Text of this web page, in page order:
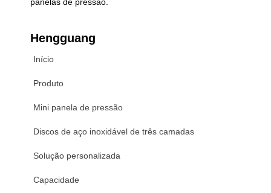
Hengguang
Início
Produto
Mini panela de pressão
Discos de aço inoxidável de três camadas
Solução personalizada
Capacidade